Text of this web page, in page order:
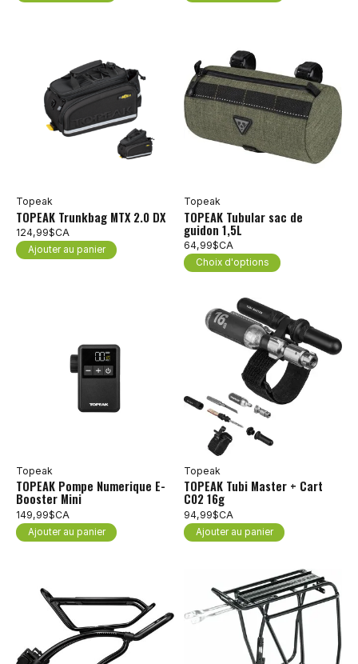
Topeak
TOPEAK Trunkbag MTX 2.0 DX
124,99$CA
Ajouter au panier
Topeak
TOPEAK Tubular sac de
guidon 1,5L
64,99$CA
Choix d'options
Topeak
TOPEAK Pompe Numerique E-
Booster Mini
149,99$CA
Ajouter au panier
Topeak
TOPEAK Tubi Master + Cart
C02 16g
94,99$CA
Ajouter au panier